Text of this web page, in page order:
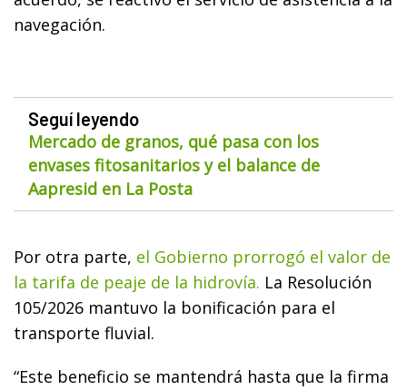
navegación.
Seguí leyendo
Mercado de granos, qué pasa con los
envases fitosanitarios y el balance de
Aapresid en La Posta
Por otra parte, el Gobierno prorrogó el valor de
la tarifa de peaje de la hidrovía. La Resolución
105/2026 mantuvo la bonificación para el
transporte fluvial.
“Este beneficio se mantendrá hasta que la firma